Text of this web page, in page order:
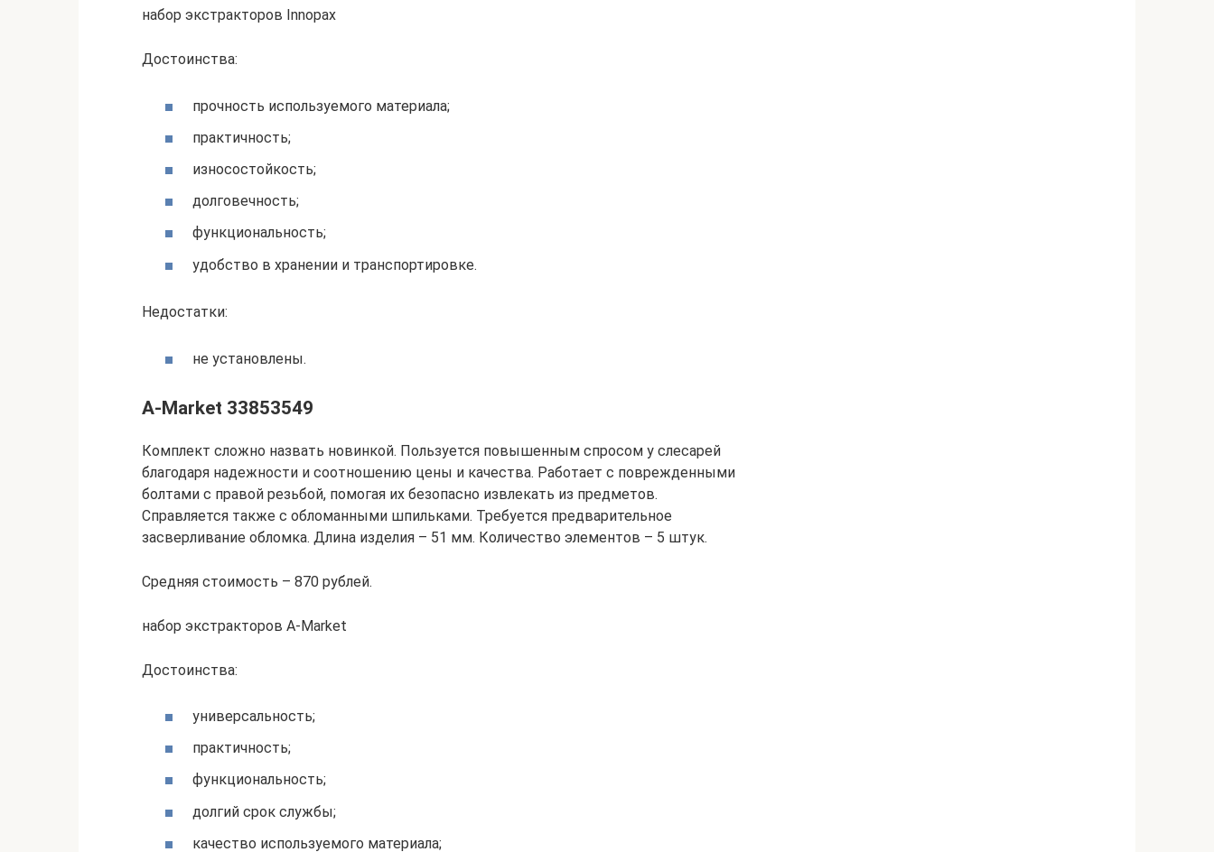
набор экстракторов Innopax
Достоинства:
прочность используемого материала;
практичность;
износостойкость;
долговечность;
функциональность;
удобство в хранении и транспортировке.
Недостатки:
не установлены.
A-Market 33853549
Комплект сложно назвать новинкой. Пользуется повышенным спросом у слесарей
благодаря надежности и соотношению цены и качества. Работает с поврежденными
болтами с правой резьбой, помогая их безопасно извлекать из предметов.
Справляется также с обломанными шпильками. Требуется предварительное
засверливание обломка. Длина изделия – 51 мм. Количество элементов – 5 штук.
Средняя стоимость – 870 рублей.
набор экстракторов A-Market
Достоинства:
универсальность;
практичность;
функциональность;
долгий срок службы;
качество используемого материала;